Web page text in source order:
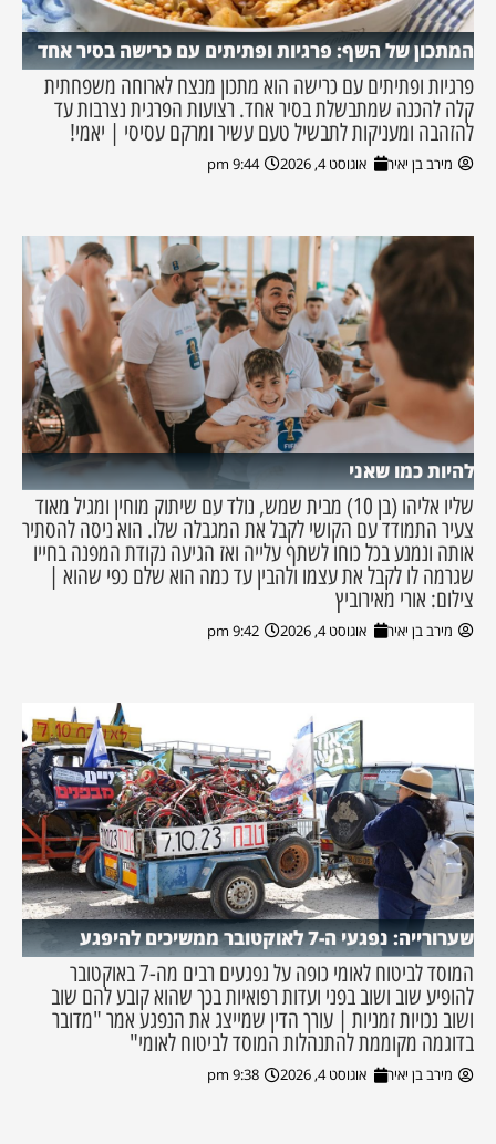
המתכון של השף: פרגיות ופתיתים עם כרישה בסיר אחד
פרגיות ופתיתים עם כרישה הוא מתכון מנצח לארוחה משפחתית
קלה להכנה שמתבשלת בסיר אחד. רצועות הפרגית נצרבות עד
להזהבה ומעניקות לתבשיל טעם עשיר ומרקם עסיסי | יאמי!
מירב בן יאיר אוגוסט 4, 2026 9:44 pm
להיות כמו שאני
שליו אליהו (בן 10) מבית שמש, נולד עם שיתוק מוחין ומגיל מאוד
צעיר התמודד עם הקושי לקבל את המגבלה שלו. הוא ניסה להסתיר
אותה ונמנע בכל כוחו לשתף עלייה ואז הגיעה נקודת המפנה בחייו
שגרמה לו לקבל את עצמו ולהבין עד כמה הוא שלם כפי שהוא |
צילום: אורי מאירוביץ
מירב בן יאיר אוגוסט 4, 2026 9:42 pm
שערורייה: נפגעי ה-7 לאוקטובר ממשיכים להיפגע
המוסד לביטוח לאומי כופה על נפגעים רבים מה-7 באוקטובר
להופיע שוב ושוב בפני ועדות רפואיות בכך שהוא קובע להם שוב
ושוב נכויות זמניות | עורך הדין שמייצג את הנפגע אמר "מדובר
בדוגמה מקוממת להתנהלות המוסד לביטוח לאומי"
מירב בן יאיר אוגוסט 4, 2026 9:38 pm